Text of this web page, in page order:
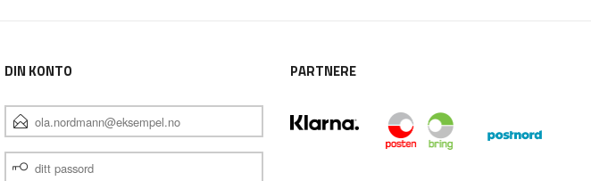
DIN KONTO
E-
POSTADRESSE
DITT
PASSORD
PARTNERE